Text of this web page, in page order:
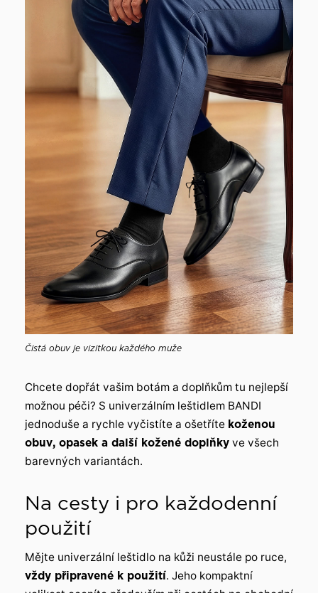
Čistá obuv je vizitkou každého muže
Chcete dopřát vašim botám a doplňkům tu nejlepší
možnou péči? S univerzálním leštidlem BANDI
jednoduše a rychle vyčistíte a ošetříte koženou
obuv, opasek a další kožené doplňky ve všech
barevných variantách.
Na cesty i pro každodenní
použití
Mějte univerzální leštidlo na kůži neustále po ruce,
vždy připravené k použití. Jeho kompaktní